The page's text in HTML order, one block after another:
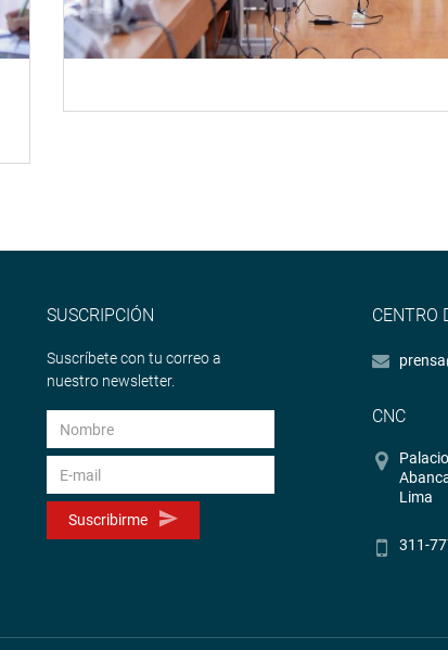
SUSCRIPCIÓN
Suscríbete con tu correo a
nuestro newsletter.
Suscribirme
CENTRO
CNC
Lima
311-